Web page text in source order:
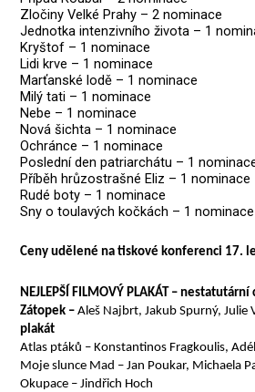
Zločiny Velké Prahy – 2 nominace
Jednotka intenzivního života – 1
Kryštof – 1 nominace
Lidi krve – 1 nominace
Marťanské lodě – 1 nominace
Milý tati – 1 nominace
Nebe – 1 nominace
Nová šichta – 1 nominace
Ochránce – 1 nominace
Poslední den patriarchátu – 1
Příběh hrůzostrašné Eliz – 1 nominace
Rudé boty – 1 nominace
Sny o toulavých kočkách – 1 nominace
Ceny udělené na tiskové konferenci 17.
NEJLEPŠÍ FILMOVÝ PLAKÁT – nestatutární
Zátopek –Aleš Najbrt, Jakub Spurný, Julie
plakát
Atlas ptáků – Konstantinos Fragkoulis,
Moje slunce Mad – Jan Poukar, Michaela
Okupace – Jindřich Hoch